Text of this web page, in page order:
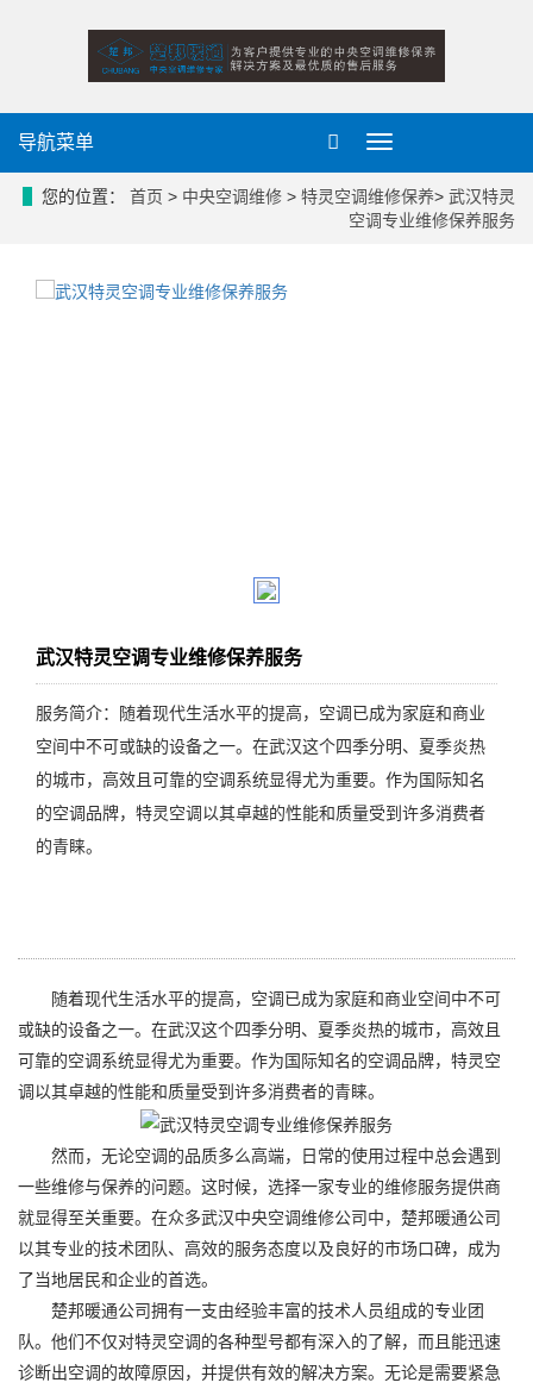
航
菜
单
导航菜单
您的位置： 首页 > 中央空调维修 > 特灵空调维修保养> 武汉特灵
空调专业维修保养服务
武汉特灵空调专业维修保养服务
服务简介：随着现代生活水平的提高，空调已成为家庭和商业
空间中不可或缺的设备之一。在武汉这个四季分明、夏季炎热
的城市，高效且可靠的空调系统显得尤为重要。作为国际知名
的空调品牌，特灵空调以其卓越的性能和质量受到许多消费者
的青睐。
随着现代生活水平的提高，空调已成为家庭和商业空间中不可
或缺的设备之一。在武汉这个四季分明、夏季炎热的城市，高效且
可靠的空调系统显得尤为重要。作为国际知名的空调品牌，特灵空
调以其卓越的性能和质量受到许多消费者的青睐。
然而，无论空调的品质多么高端，日常的使用过程中总会遇到
一些维修与保养的问题。这时候，选择一家专业的维修服务提供商
就显得至关重要。在众多武汉中央空调维修公司中，楚邦暖通公司
以其专业的技术团队、高效的服务态度以及良好的市场口碑，成为
了当地居民和企业的首选。
楚邦暖通公司拥有一支由经验丰富的技术人员组成的专业团
队。他们不仅对特灵空调的各种型号都有深入的了解，而且能迅速
诊断出空调的故障原因，并提供有效的解决方案。无论是需要紧急